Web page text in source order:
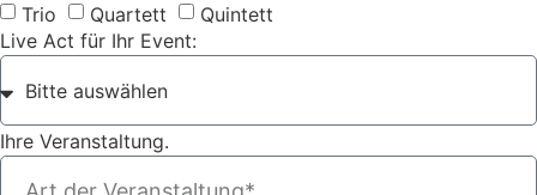
Trio
Quartett
Quintett
Live Act für Ihr Event:
Ihre Veranstaltung.